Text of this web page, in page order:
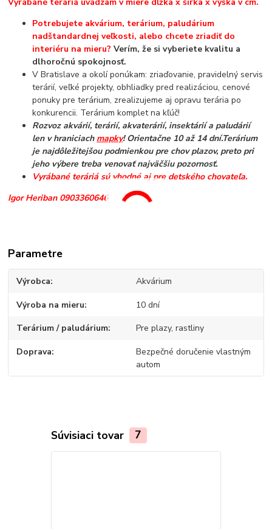
Vyrábané teráriá uvádzam v miere dĺžka x šírka x výška v cm.
Potrebujete akvárium, terárium, paludárium
nadštandardnej veľkosti, alebo chcete zriadiť do
interiéru na mieru?Verím, že si vyberiete kvalitu a
dlhoročnú spokojnosť.
V Bratislave a okolí ponúkam: zriaďovanie, pravidelný servis
terárií, veľké projekty, obhliadky pred realizáciou, cenové
ponuky pre terárium, zrealizujeme aj opravu terária po
konkurencii. Terárium komplet na kľúč!
Rozvoz akvárií, terárií, akvaterárií, insektárií a paludárií
len v hraniciach mapky! Orientačne 10 až 14 dní.Terárium
je najdôležitejšou podmienkou pre chov plazov, preto pri
jeho výbere treba venovať najväčšiu pozornosť.
Vyrábané teráriá sú vhodné aj pre detského chovateľa.
Igor Heriban 0903360646
Parametre
Výrobca Akvárium
Výroba na mieru 10 dní
Terárium / paludárium Pre plazy, rastliny
Doprava
Bezpečné doručenie vlastným
autom
Súvisiaci tovar 7